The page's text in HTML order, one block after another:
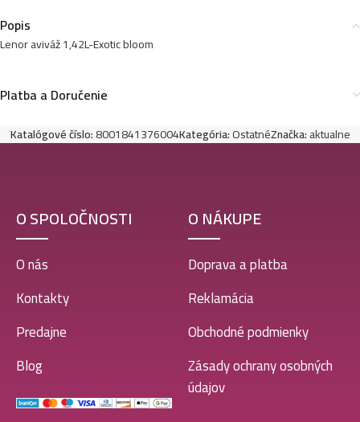
Popis
Lenor aviváž 1,42L-Exotic bloom
Platba a Doručenie
Katalógové číslo:8001841376004Kategória:OstatnéZnačka:aktualne
O SPOLOČNOSTI
O nás
Kontakty
Predajne
Blog
O NÁKUPE
Doprava a platba
Reklamácia
Obchodné podmienky
Zásady ochrany osobných
údajov